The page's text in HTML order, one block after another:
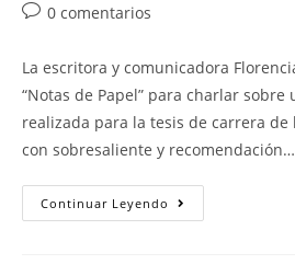
0 comentarios
La escritora y comunicadora
“Notas de Papel” para charlar sobre
realizada para la tesis de carrera de
con sobresaliente y recomendación…
Continuar Leyendo